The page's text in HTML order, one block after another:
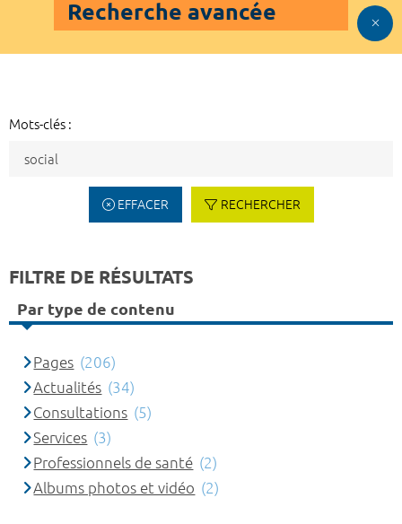
Recherche avancée
Mots-clés :
EFFACER RECHERCHER
FILTRE DE RÉSULTATS
Par type de contenu
Pages (206)
Actualités (34)
Consultations (5)
Services (3)
Professionnels de santé (2)
Albums photos et vidéo (2)